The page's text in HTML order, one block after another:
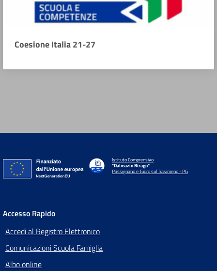
Coesione Italia 21-27
Istituto Comprensivo
"Dalmazio Birago"
Passignano e Tuoro sul Trasimeno - PG
Accesso Rapido
Accedi al Registro Elettronico
Comunicazioni Scuola Famiglia
Albo online